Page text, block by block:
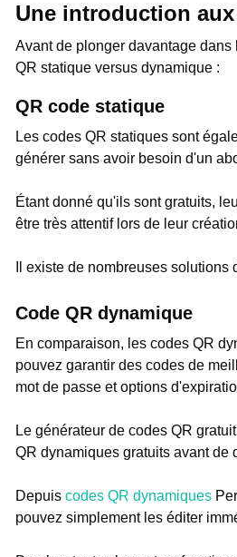
Une introduction
Avant de plonger davantage dans
QR statique versus dynamique :
QR code statique
Les codes QR statiques sont
générer sans avoir besoin d'un
Étant donné qu'ils sont gratuits,
être très attentif lors de leur
Il existe de nombreuses
Code QR dynamique
En comparaison, les codes QR
pouvez garantir des codes de
mot de passe et options
Le générateur de codes QR
QR dynamiques gratuits avant de
Depuis codes QR dynamiques
pouvez simplement les éditer